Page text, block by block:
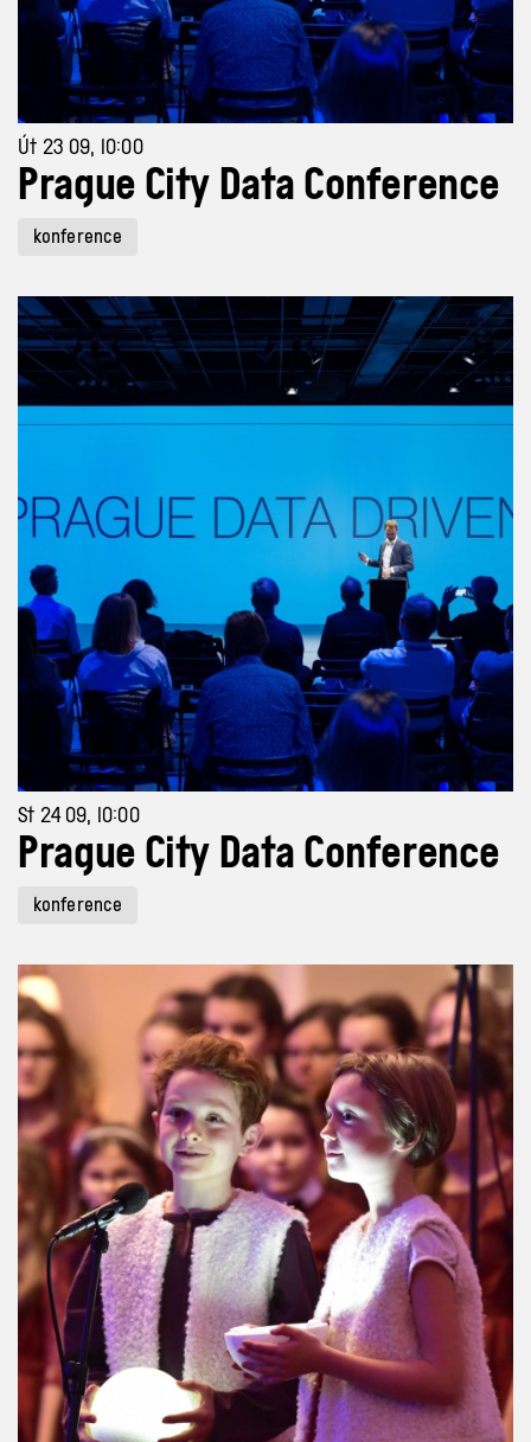
Út 23 09, 10:00
Prague City Data Conference
konference
St 24 09, 10:00
Prague City Data Conference
konference